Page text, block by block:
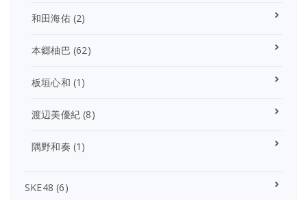
和田海佑(2)
本郷柚巴 (62)
板垣心和 (1)
渡辺美優紀 (8)
隅野和奏 (1)
SKE48 (6)